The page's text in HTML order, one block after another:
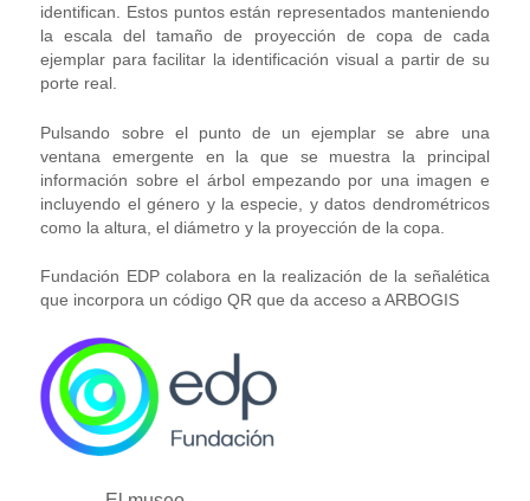
identifican. Estos puntos están representados manteniendo
la escala del tamaño de proyección de copa de cada
ejemplar para facilitar la identificación visual a partir de su
porte real.
Pulsando sobre el punto de un ejemplar se abre una
ventana emergente en la que se muestra la principal
información sobre el árbol empezando por una imagen e
incluyendo el género y la especie, y datos dendrométricos
como la altura, el diámetro y la proyección de la copa.
Fundación EDP colabora en la realización de la señalética
que incorpora un código QR que da acceso a ARBOGIS